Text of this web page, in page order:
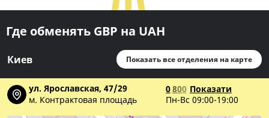
Где обменять GBP на UAH
Киев Показать все отделения на карте
ул. Ярославская, 47/29
м. Контрактовая площадь
0800 Показати
Пн-Вс 09:00-19:00